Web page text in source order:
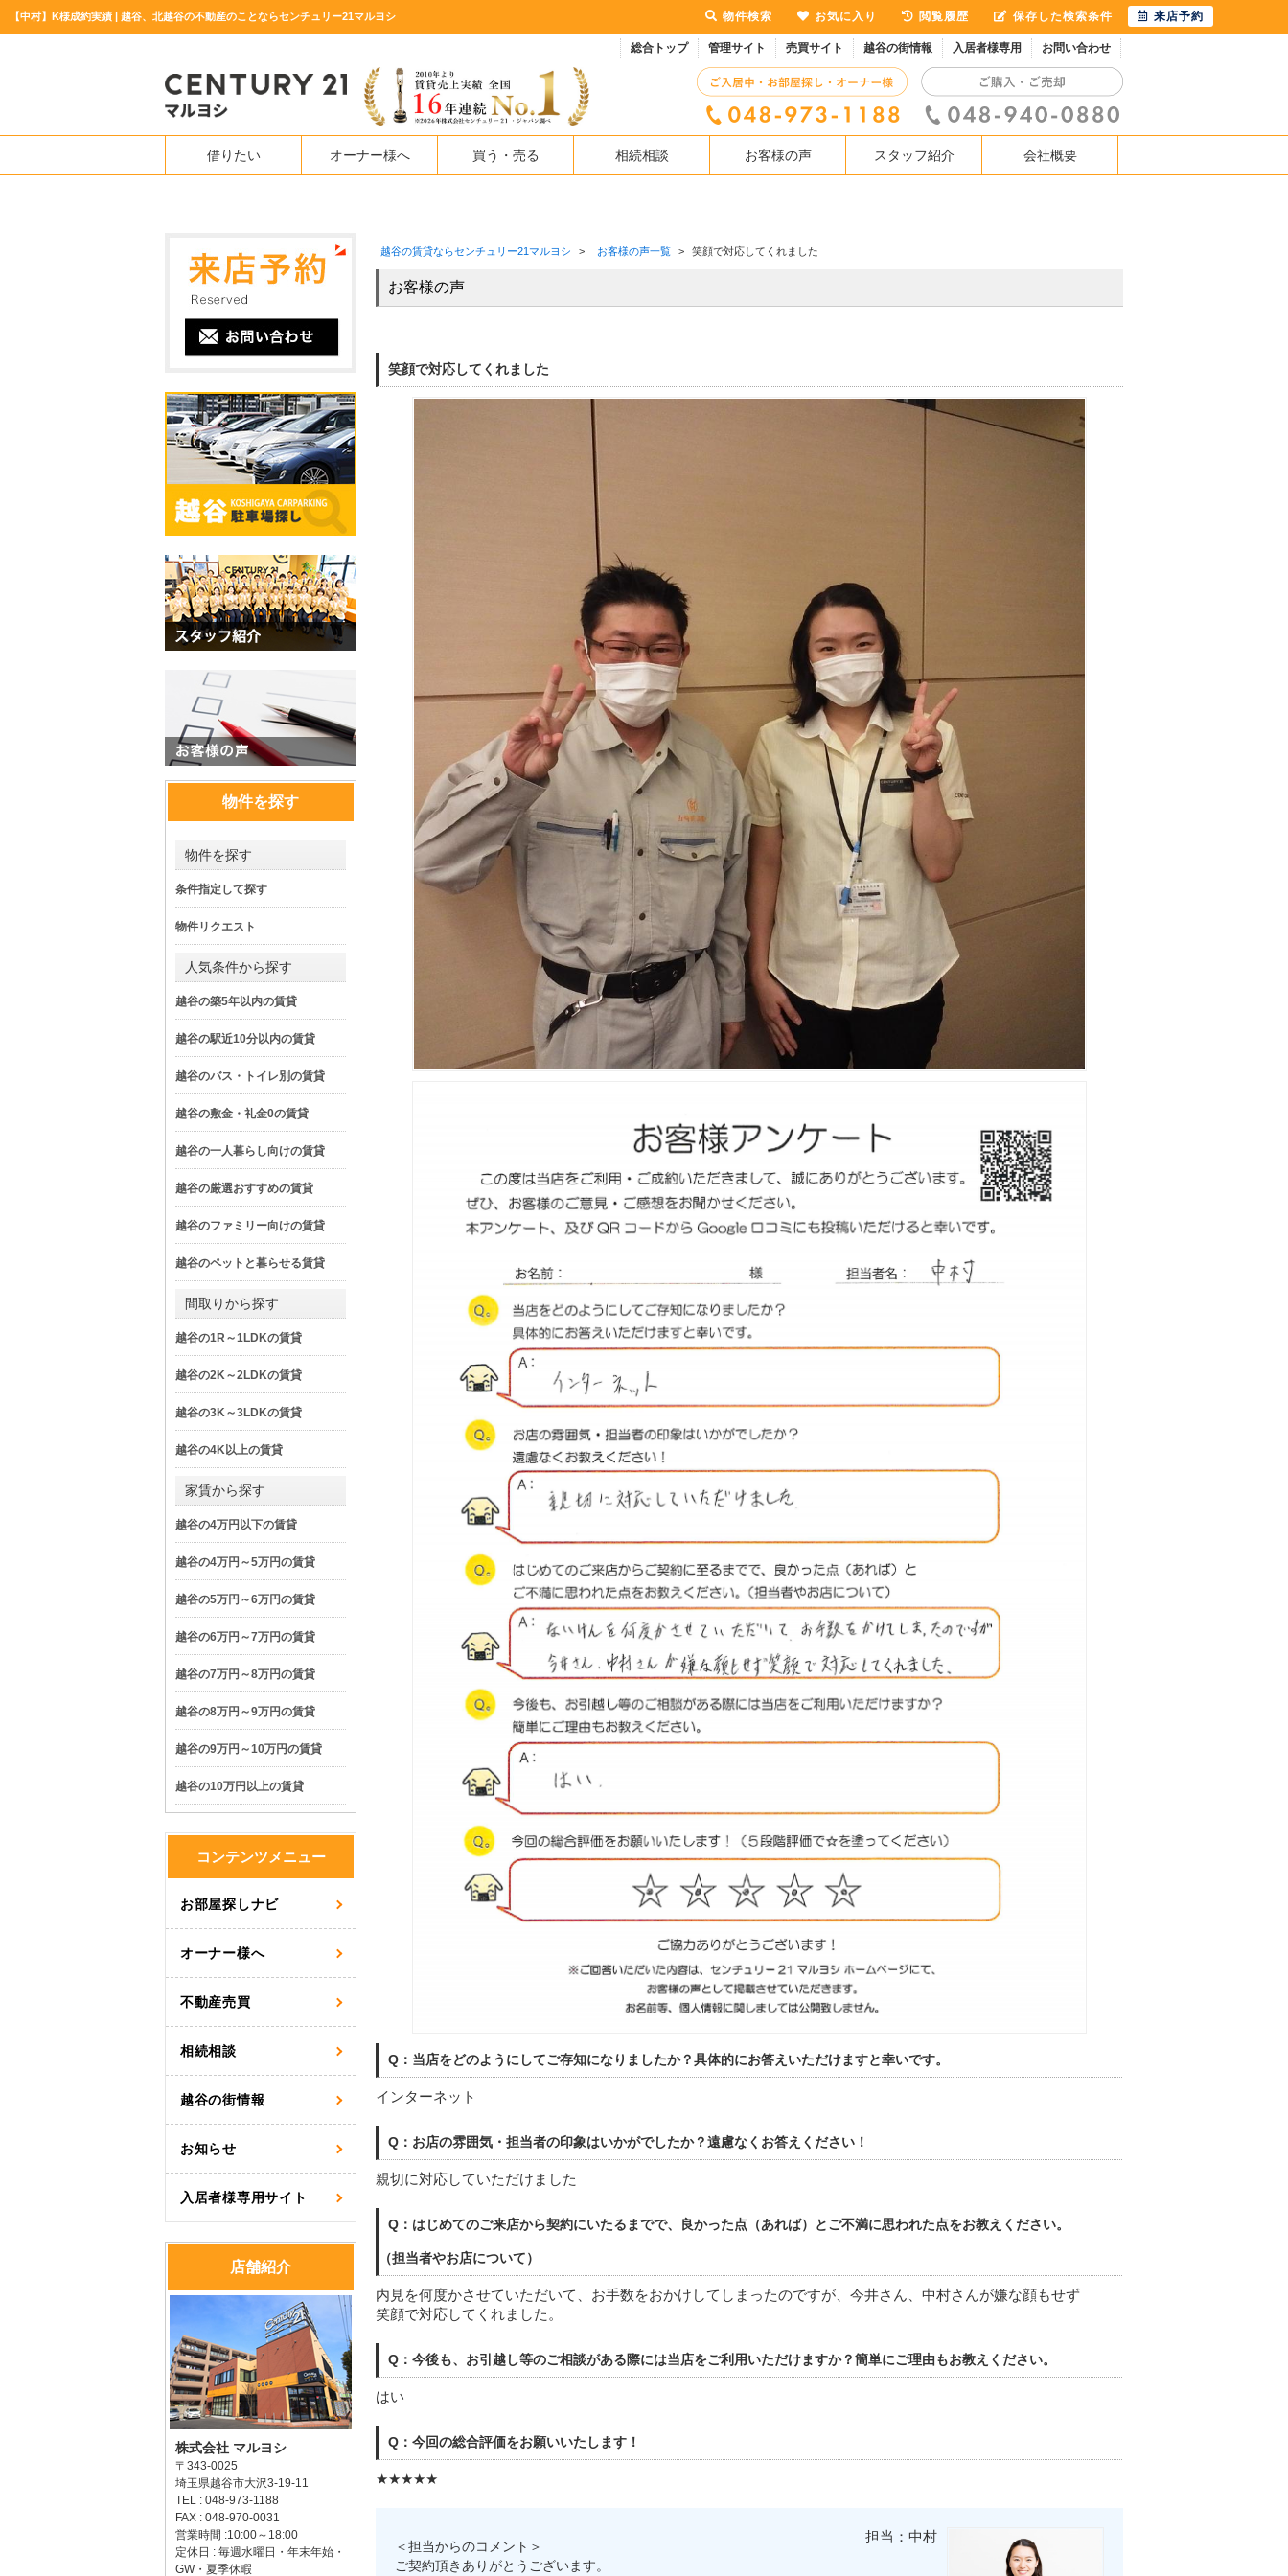
【中村】K様成約実績 | 越谷、北越谷の不動産のことならセンチュリー21マルヨシ
総合トップ 管理サイト 売買サイト 越谷の街情報 入居者様専用 お問い合わせ
借りたい オーナー様へ 買う・売る 相続相談 お客様の声 スタッフ紹介 会社概要
越谷の賃貸ならセンチュリー21マルヨシ > お客様の声一覧 > 笑顔で対応してくれました
お客様の声
笑顔で対応してくれました
Q：当店をどのようにしてご存知になりましたか？具体的にお答えいただけますと幸いです。
インターネット
Q：お店の雰囲気・担当者の印象はいかがでしたか？遠慮なくお答えください！
親切に対応していただけました
Q：はじめてのご来店から契約にいたるまでで、良かった点（あれば）とご不満に思われた点をお教えください。
（担当者やお店について）
内見を何度かさせていただいて、お手数をおかけしてしまったのですが、今井さん、中村さんが嫌な顔もせず
笑顔で対応してくれました。
Q：今後も、お引越し等のご相談がある際には当店をご利用いただけますか？簡単にご理由もお教えください。
はい
Q：今回の総合評価をお願いいたします！
★★★★★
＜担当からのコメント＞
ご契約頂きありがとうございます。
担当：中村
物件を探す
物件を探す
条件指定して探す
物件リクエスト
人気条件から探す
越谷の築5年以内の賃貸
越谷の駅近10分以内の賃貸
越谷のバス・トイレ別の賃貸
越谷の敷金・礼金0の賃貸
越谷の一人暮らし向けの賃貸
越谷の厳選おすすめの賃貸
越谷のファミリー向けの賃貸
越谷のペットと暮らせる賃貸
間取りから探す
越谷の1R～1LDKの賃貸
越谷の2K～2LDKの賃貸
越谷の3K～3LDKの賃貸
越谷の4K以上の賃貸
家賃から探す
越谷の4万円以下の賃貸
越谷の4万円～5万円の賃貸
越谷の5万円～6万円の賃貸
越谷の6万円～7万円の賃貸
越谷の7万円～8万円の賃貸
越谷の8万円～9万円の賃貸
越谷の9万円～10万円の賃貸
越谷の10万円以上の賃貸
コンテンツメニュー
お部屋探しナビ
オーナー様へ
不動産売買
相続相談
越谷の街情報
お知らせ
入居者様専用サイト
店舗紹介
株式会社 マルヨシ
〒343-0025
埼玉県越谷市大沢3-19-11
TEL : 048-973-1188
FAX : 048-970-0031
営業時間 :10:00～18:00
定休日 : 毎週水曜日・年末年始・
GW・夏季休暇
物件検索 お気に入り 閲覧履歴 保存した検索条件 来店予約